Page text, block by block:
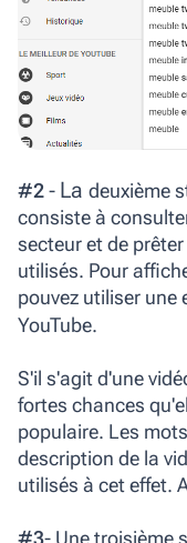
#2- La deuxième
consiste à
secteur et de
utilisés. Pour
pouvez utiliser une
YouTube.
S'il s'agit d'une
fortes chances
populaire. Les
description de la
utilisés à cet effet.